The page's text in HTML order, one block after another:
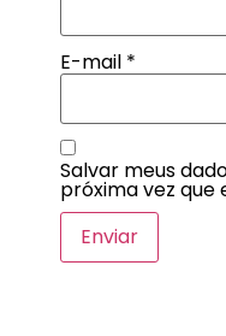
E-mail *
Salvar meus
próxima vez que